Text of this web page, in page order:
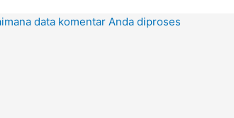
data komentar Anda diproses